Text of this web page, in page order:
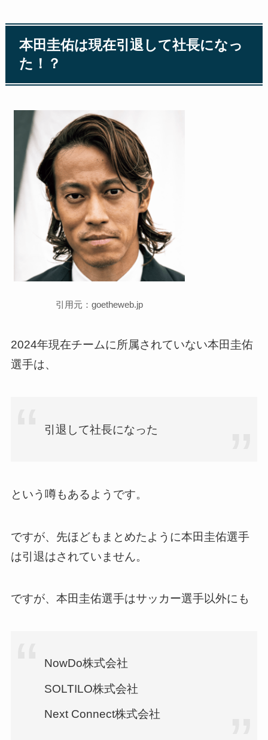
本田圭佑は現在引退して社長になっ
た！？
引用元：goetheweb.jp
2024年現在チームに所属されていない本田圭佑
選手は、
引退して社長になった
という噂もあるようです。
ですが、先ほどもまとめたように本田圭佑選手
は引退はされていません。
ですが、本田圭佑選手はサッカー選手以外にも
NowDo株式会社
SOLTILO株式会社
Next Connect株式会社